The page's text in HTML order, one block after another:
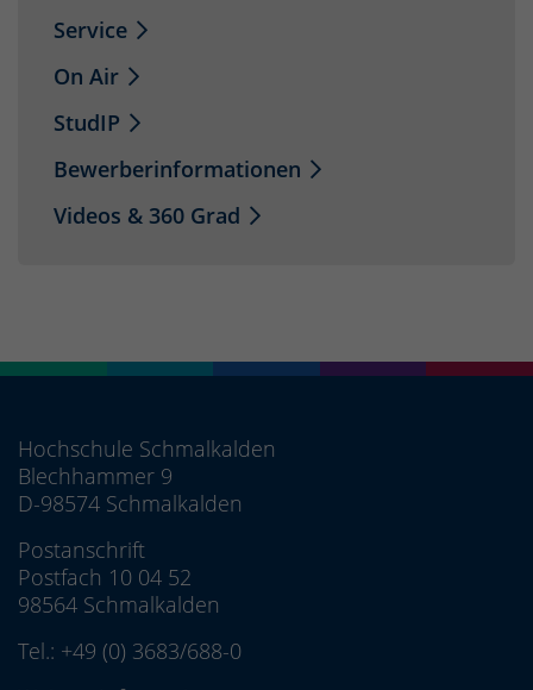
Service
On Air
StudIP
Bewerberinformationen
Videos & 360 Grad
Hochschule Schmalkalden
Blechhammer 9
D-98574 Schmalkalden
Postanschrift
Postfach 10 04 52
98564 Schmalkalden
Tel.: +49 (0) 3683/688-0